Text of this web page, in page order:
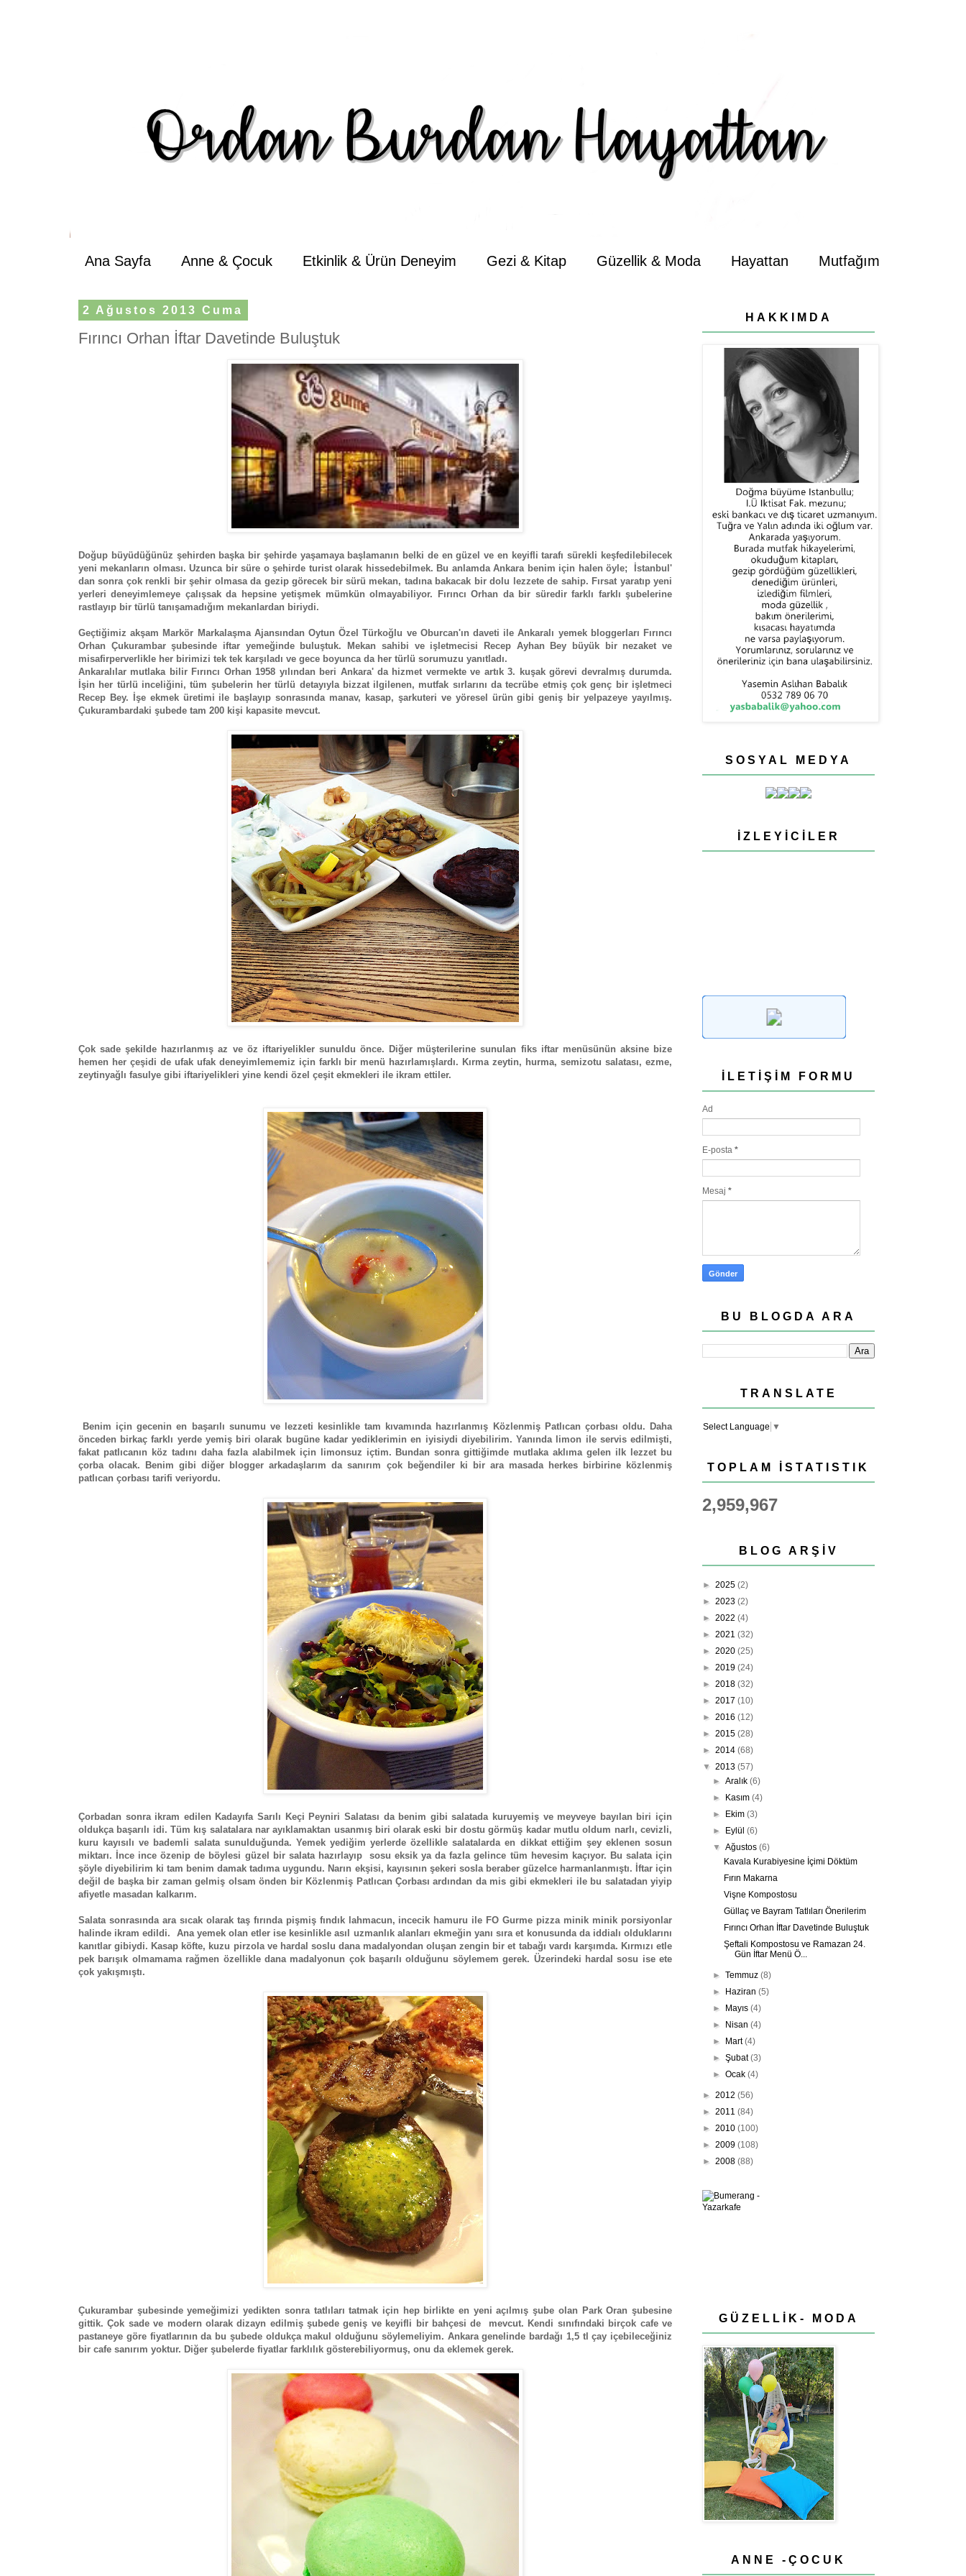
Ana Sayfa Anne & Çocuk Etkinlik & Ürün Deneyim Gezi & Kitap Güzellik & Moda Hayattan Mutfağım
2 Ağustos 2013 Cuma
Fırıncı Orhan İftar Davetinde Buluştuk
Doğup büyüdüğünüz şehirden başka bir şehirde yaşamaya başlamanın belki de en güzel ve en keyifli tarafı sürekli keşfedilebilecek
yeni mekanların olması. Uzunca bir süre o şehirde turist olarak hissedebilmek. Bu anlamda Ankara benim için halen öyle; İstanbul'
dan sonra çok renkli bir şehir olmasa da gezip görecek bir sürü mekan, tadına bakacak bir dolu lezzete de sahip. Fırsat yaratıp yeni
yerleri deneyimlemeye çalışsak da hepsine yetişmek mümkün olmayabiliyor. Fırıncı Orhan da bir süredir farklı farklı şubelerine
rastlayıp bir türlü tanışamadığım mekanlardan biriydi.
Geçtiğimiz akşam Markör Markalaşma Ajansından Oytun Özel Türkoğlu ve Oburcan'ın daveti ile Ankaralı yemek bloggerları Fırıncı
Orhan Çukurambar şubesinde iftar yemeğinde buluştuk. Mekan sahibi ve işletmecisi Recep Ayhan Bey büyük bir nezaket ve
misafirperverlikle her birimizi tek tek karşıladı ve gece boyunca da her türlü sorumuzu yanıtladı.
Ankaralılar mutlaka bilir Fırıncı Orhan 1958 yılından beri Ankara' da hizmet vermekte ve artık 3. kuşak görevi devralmış durumda.
İşin her türlü inceliğini, tüm şubelerin her türlü detayıyla bizzat ilgilenen, mutfak sırlarını da tecrübe etmiş çok genç bir işletmeci
Recep Bey. İşe ekmek üretimi ile başlayıp sonrasında manav, kasap, şarkuteri ve yöresel ürün gibi geniş bir yelpazeye yayılmış.
Çukurambardaki şubede tam 200 kişi kapasite mevcut.
Çok sade şekilde hazırlanmış az ve öz iftariyelikler sunuldu önce. Diğer müşterilerine sunulan fiks iftar menüsünün aksine bize
hemen her çeşidi de ufak ufak deneyimlememiz için farklı bir menü hazırlamışlardı. Kırma zeytin, hurma, semizotu salatası, ezme,
zeytinyağlı fasulye gibi iftariyelikleri yine kendi özel çeşit ekmekleri ile ikram ettiler.
Benim için gecenin en başarılı sunumu ve lezzeti kesinlikle tam kıvamında hazırlanmış Közlenmiş Patlıcan çorbası oldu. Daha
önceden birkaç farklı yerde yemiş biri olarak bugüne kadar yediklerimin en iyisiydi diyebilirim. Yanında limon ile servis edilmişti,
fakat patlıcanın köz tadını daha fazla alabilmek için limonsuz içtim. Bundan sonra gittiğimde mutlaka aklıma gelen ilk lezzet bu
çorba olacak. Benim gibi diğer blogger arkadaşlarım da sanırım çok beğendiler ki bir ara masada herkes birbirine közlenmiş
patlıcan çorbası tarifi veriyordu.
Çorbadan sonra ikram edilen Kadayıfa Sarılı Keçi Peyniri Salatası da benim gibi salatada kuruyemiş ve meyveye bayılan biri için
oldukça başarılı idi. Tüm kış salatalara nar ayıklamaktan usanmış biri olarak eski bir dostu görmüş kadar mutlu oldum narlı, cevizli,
kuru kayısılı ve bademli salata sunulduğunda. Yemek yediğim yerlerde özellikle salatalarda en dikkat ettiğim şey eklenen sosun
miktarı. İnce ince özenip de böylesi güzel bir salata hazırlayıp sosu eksik ya da fazla gelince tüm hevesim kaçıyor. Bu salata için
şöyle diyebilirim ki tam benim damak tadıma uygundu. Narın ekşisi, kayısının şekeri sosla beraber güzelce harmanlanmıştı. İftar için
değil de başka bir zaman gelmiş olsam önden bir Közlenmiş Patlıcan Çorbası ardından da mis gibi ekmekleri ile bu salatadan yiyip
afiyetle masadan kalkarım.
Salata sonrasında ara sıcak olarak taş fırında pişmiş fındık lahmacun, incecik hamuru ile FO Gurme pizza minik minik porsiyonlar
halinde ikram edildi. Ana yemek olan etler ise kesinlikle asıl uzmanlık alanları ekmeğin yanı sıra et konusunda da iddialı olduklarını
kanıtlar gibiydi. Kasap köfte, kuzu pirzola ve hardal soslu dana madalyondan oluşan zengin bir et tabağı vardı karşımda. Kırmızı etle
pek barışık olmamama rağmen özellikle dana madalyonun çok başarılı olduğunu söylemem gerek. Üzerindeki hardal sosu ise ete
çok yakışmıştı.
Çukurambar şubesinde yemeğimizi yedikten sonra tatlıları tatmak için hep birlikte en yeni açılmış şube olan Park Oran şubesine
gittik. Çok sade ve modern olarak dizayn edilmiş şubede geniş ve keyifli bir bahçesi de mevcut. Kendi sınıfındaki birçok cafe ve
pastaneye göre fiyatlarının da bu şubede oldukça makul olduğunu söylemeliyim. Ankara genelinde bardağı 1,5 tl çay içebileceğiniz
bir cafe sanırım yoktur. Diğer şubelerde fiyatlar farklılık gösterebiliyormuş, onu da eklemek gerek.
HAKKIMDA
SOSYAL MEDYA
İZLEYICILER
İLETIŞIM FORMU
Ad
E-posta *
Mesaj *
BU BLOGDA ARA
TRANSLATE
Select Language ▼
TOPLAM İSTATISTIK
2,959,967
BLOG ARŞIV
► 2025 (2)
► 2023 (2)
► 2022 (4)
► 2021 (32)
► 2020 (25)
► 2019 (24)
► 2018 (32)
► 2017 (10)
► 2016 (12)
► 2015 (28)
► 2014 (68)
▼ 2013 (57)
►Aralık(6)
► Kasım(4)
► Ekim(3)
► Eylül(6)
▼Ağustos(6)
Kavala Kurabiyesine İçimi Döktüm
Fırın Makarna
Vişne Kompostosu
Güllaç ve Bayram Tatlıları Önerilerim
Fırıncı Orhan İftar Davetinde Buluştuk
Şeftali Kompostosu ve Ramazan 24.
Gün İftar Menü Ö...
►Temmuz(8)
► Haziran(5)
► Mayıs(4)
► Nisan(4)
► Mart(4)
►Şubat(3)
►Ocak(4)
► 2012 (56)
► 2011 (84)
► 2010 (100)
► 2009 (108)
► 2008 (88)
GÜZELLİK- MODA
ANNE -ÇOCUK